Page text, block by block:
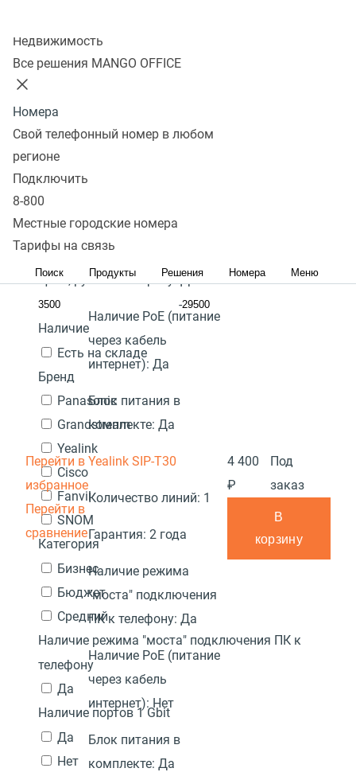
Недвижимость
Все решения MANGO OFFICE
Номера
Свой телефонный номер в любом
регионе
Подключить
8-800
Местные городские номера
Тарифы на связь
Поиск Продукты Решения Номера Меню
В избранном
Сбросить
SIP телефон с gigabit
телефон с цветным дисплеем
Популярные
дешевые Сначала дорогие
Акция
Цена, руб.:
-
Наличие
Есть на складе
Бренд
Panasonic
Grandstream
Yealink
Cisco
Fanvil
SNOM
Категория
Бизнес
Бюджет
Средний
Наличие режима "моста" подключения ПК к
телефону
Да
Наличие портов 1 Gbit
Да
Нет
Перейти в
избранное
сравнение
Наличие режима
ПК к телефону:Да
Наличие PoE (питание
через кабель
интернет): Да
Блок питания в
комплекте: Да
Перейти в
избранное
Перейти в
сравнение
Yealink SIP-T30
Количество линий: 1
Гарантия: 2 года
Наличие режима
"моста" подключения
ПК к телефону: Да
Наличие PoE (питание
через кабель
интернет): Нет
Блок питания в
комплекте: Да
4 400
₽
Под
заказ
В
корзину